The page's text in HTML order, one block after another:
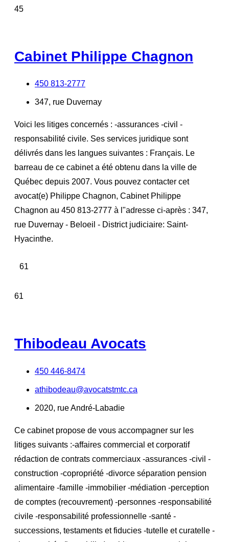
45
Cabinet Philippe Chagnon
450 813-2777
347, rue Duvernay
Voici les litiges concernés : -assurances -civil -
responsabilité civile. Ses services juridique sont
délivrés dans les langues suivantes : Français. Le
barreau de ce cabinet a été obtenu dans la ville de
Québec depuis 2007. Vous pouvez contacter cet
avocat(e) Philippe Chagnon, Cabinet Philippe
Chagnon au 450 813-2777 à l"adresse ci-après : 347,
rue Duvernay - Beloeil - District judiciaire: Saint-
Hyacinthe.
61
61
Thibodeau Avocats
450 446-8474
athibodeau@avocatstmtc.ca
2020, rue André-Labadie
Ce cabinet propose de vous accompagner sur les
litiges suivants :-affaires commercial et corporatif
rédaction de contrats commerciaux -assurances -civil -
construction -copropriété -divorce séparation pension
alimentaire -famille -immobilier -médiation -perception
de comptes (recouvrement) -personnes -responsabilité
civile -responsabilité professionnelle -santé -
successions, testaments et fiducies -tutelle et curatelle -